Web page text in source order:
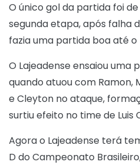
O único gol da partida foi de
segunda etapa, após falha
fazia uma partida boa até
O Lajeadense ensaiou uma
quando atuou com Ramon,
e Cleyton no ataque,
surtiu efeito no time de Luis
Agora o Lajeadense terá
D do Campeonato